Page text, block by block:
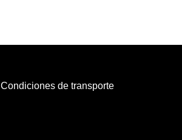
Condiciones de transporte